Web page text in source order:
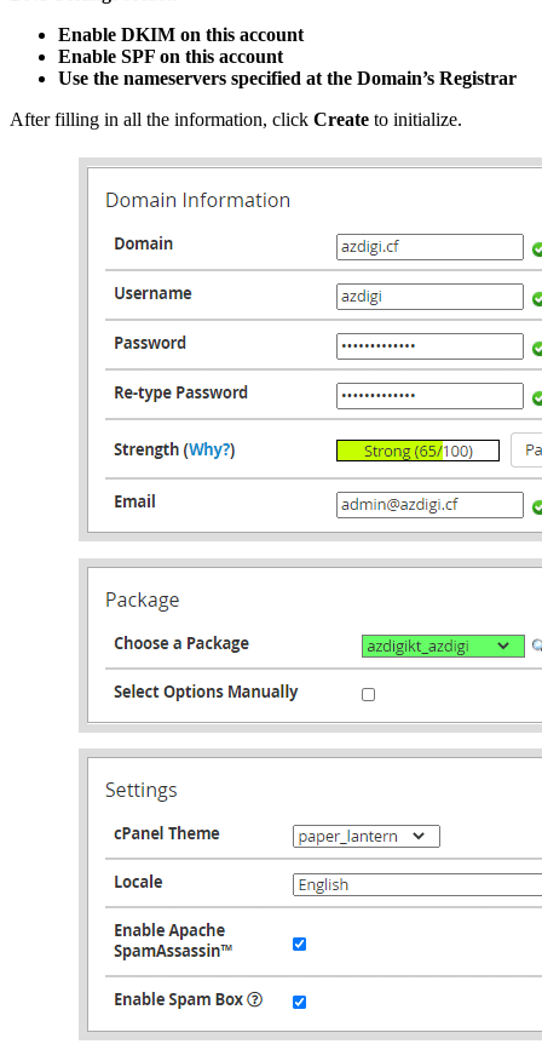
Enable DKIM on this account
Enable SPF on this account
Use the nameservers specified at the Domain’s Registrar
After filling in all the information, click Create to initialize.